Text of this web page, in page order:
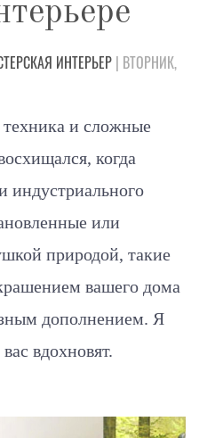
ИНТЕРЬЕР | ВТОРНИК,
техника и сложные
когда
индустриального
или
природой, такие
вашего дома
дополнением. Я
вдохновят.